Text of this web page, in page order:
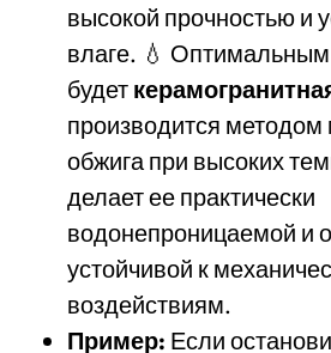
высокой прочностью и
влаге. 💧
будет
производится методом
обжига при высоких
делает ее практически
водонепроницаемой и
устойчивой к
воздействиям.
Пример: Если